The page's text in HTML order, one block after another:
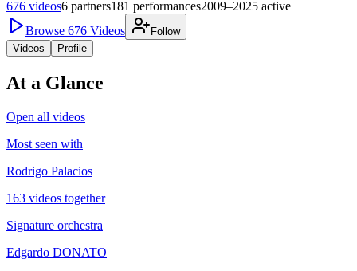
676 videos6 partners181 performances2009–2025 active
Browse 676 Videos
Follow
Videos
Profile
At a Glance
Open all videos
Most seen with
Rodrigo Palacios
163 videos together
Signature orchestra
Edgardo DONATO